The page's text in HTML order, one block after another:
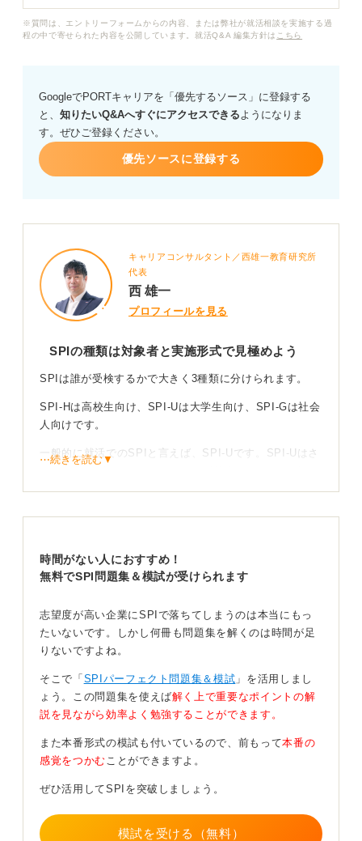
策すれば良いか悩んでいます。
ど、アドバイスをいただけないでしょうか？ また、効率
的な対策方法についても教えていただけると幸いです。
※質問は、エントリーフォームからの内容、または弊社が就活相談を実施する過
程の中で寄せられた内容を公開しています。就活Q&A 編集方針は こちら
GoogleでPORTキャリアを「優先するソース」に登録する
と、 知りたいQ&Aへすぐにアクセスできるようになりま
す。ぜひご登録ください。
優先ソースに登録する
キャリアコンサルタント／西雄一教育研究所
代表
西 雄一
プロフィールを見る
SPIの種類は対象者と実施形式で見極めよう
SPIは誰が受検するかで大きく3種類に分けられます。
SPI-Hは高校生向け、SPI-Uは大学生向け、SPI-Gは社会
人向けです。
一般的に就活でのSPIと言えば、SPI-Uです。SPI-Uはさ
しよう
けることができるテストで、性格検査と基礎能力検査で
構成されています。
能力検査だけのときもあれば、英語能力検査や構造的把
握力検査もおこなわれる場合があります。
社員に確認してみるとよいでしょう。
企業が用意した会場でおこなわれ、性格検査と基礎能力
す。通常は説明会と同時におこなわれます。
⋯続きを読む▼
時間がない人におすすめ！
無料でSPI問題集＆模試が受けられます
志望度が高い企業にSPIで落ちてしまうのは本当にもっ
たいないです。しかし何冊も問題集を解くのは時間が足
りないですよね。
そこで「 SPIパーフェクト問題集＆模試 」を活用しまし
ょう。この問題集を使えば解く上で重要なポイントの解
説を見ながら効率よく勉強することができます。
また本番形式の模試も付いているので、前もって本番の
感覚をつかむ ことができますよ。
ぜひ活用してSPIを突破しましょう。
模試を受ける（無料）